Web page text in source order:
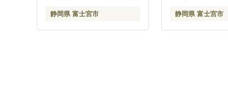
静岡県 富士宮市
プ100％ 消臭 防
消耗品 備蓄
静岡県 富士宮市